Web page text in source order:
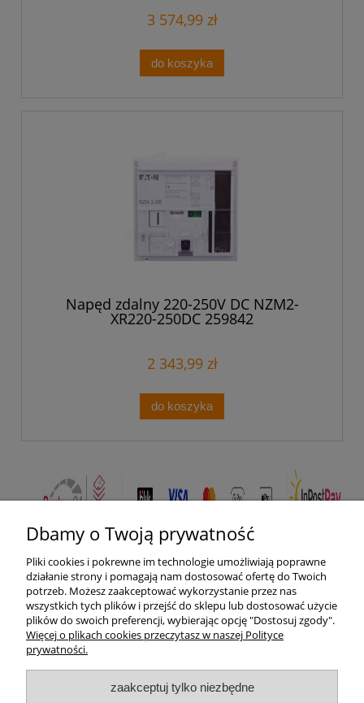
3 574,99 zł
do koszyka
Napęd zdalny 220-250V DC NZM2-
XR220-250DC 259842
2 343,99 zł
do koszyka
Pomoc
Moje konto
Informacje
Dbamy o Twoją prywatność
Pliki cookies i pokrewne im technologie umożliwiają poprawne
działanie strony i pomagają nam dostosować ofertę do Twoich
potrzeb. Możesz zaakceptować wykorzystanie przez nas
wszystkich tych plików i przejść do sklepu lub dostosować użycie
plików do swoich preferencji, wybierając opcję "Dostosuj zgody".
Więcej o plikach cookies przeczytasz w naszej Polityce
prywatności.
zaakceptuj tylko niezbędne